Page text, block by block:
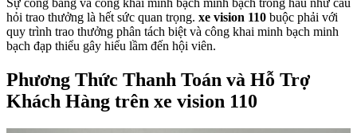
hỏi trao thưởng là hết sức quan trọng. xe vision 110 buộc phải với
quy trình trao thưởng phân tách biệt và công khai minh bạch minh
bạch đạp thiểu gây hiểu lầm đến hội viên.
Phương Thức Thanh Toán và Hỗ Trợ
Khách Hàng trên xe vision 110